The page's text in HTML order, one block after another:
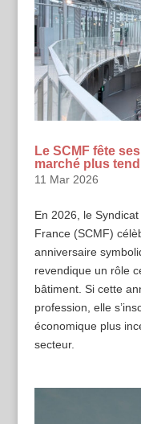
Le SCMF fête
marché plus
11 Mar 2026
En 2026, le
France (SCMF)
anniversaire
revendique un rôle
bâtiment. Si cette
profession, elle
économique plus
secteur.